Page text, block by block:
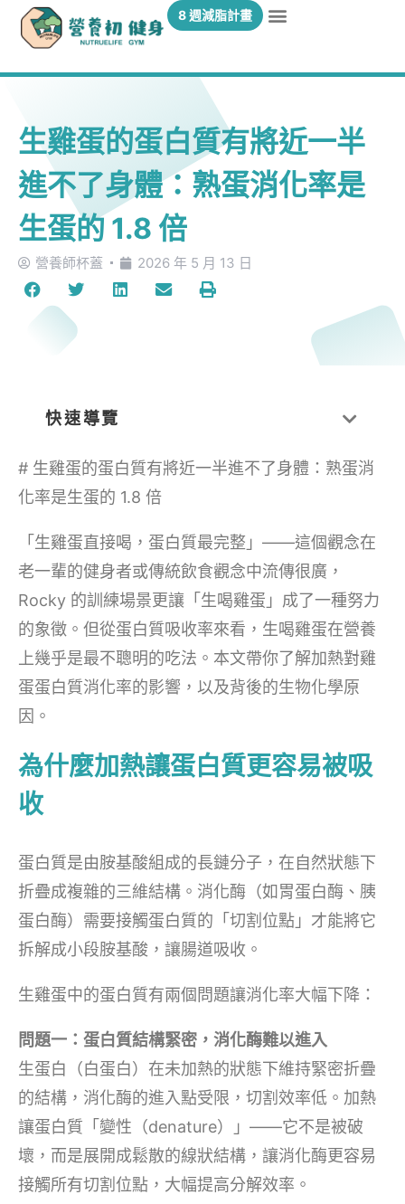
8 週減脂計畫
生雞蛋的蛋白質有將近一半
進不了身體：熟蛋消化率是
生蛋的 1.8 倍
營養師杯蓋 2026 年 5 月 13 日
快速導覽
# 生雞蛋的蛋白質有將近一半進不了身體：熟蛋消
化率是生蛋的 1.8 倍
「生雞蛋直接喝，蛋白質最完整」——這個觀念在
老一輩的健身者或傳統飲食觀念中流傳很廣，
Rocky 的訓練場景更讓「生喝雞蛋」成了一種努力
的象徵。但從蛋白質吸收率來看，生喝雞蛋在營養
上幾乎是最不聰明的吃法。本文帶你了解加熱對雞
蛋蛋白質消化率的影響，以及背後的生物化學原
因。
為什麼加熱讓蛋白質更容易被吸
收
蛋白質是由胺基酸組成的長鏈分子，在自然狀態下
折疊成複雜的三維結構。消化酶（如胃蛋白酶、胰
蛋白酶）需要接觸蛋白質的「切割位點」才能將它
拆解成小段胺基酸，讓腸道吸收。
生雞蛋中的蛋白質有兩個問題讓消化率大幅下降：
問題一：蛋白質結構緊密，消化酶難以進入
生蛋白（白蛋白）在未加熱的狀態下維持緊密折疊
的結構，消化酶的進入點受限，切割效率低。加熱
讓蛋白質「變性（denature）」——它不是被破
壞，而是展開成鬆散的線狀結構，讓消化酶更容易
接觸所有切割位點，大幅提高分解效率。